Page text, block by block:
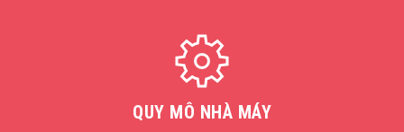
QUY MÔ NHÀ MÁY